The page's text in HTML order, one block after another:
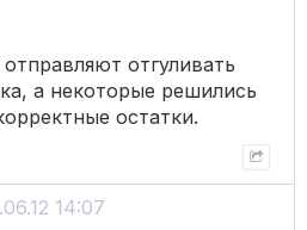
отгуливать
а некоторые решились
остатки.
14:07